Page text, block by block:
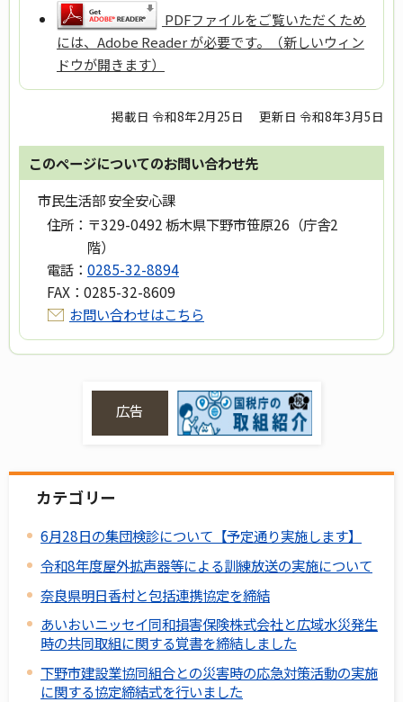
PDFファイルをご覧いただくため
には、Adobe Reader が必要です。（新しいウィン
ドウが開きます）
掲載日 令和8年2月25日 更新日 令和8年3月5日
このページについてのお問い合わせ先
市民生活部 安全安心課
住所： 〒329-0492 栃木県下野市笹原26（庁舎2
階）
電話： 0285-32-8894
FAX： 0285-32-8609
お問い合わせはこちら
広告
カテゴリー
6月28日の集団検診について【予定通り実施します】
令和8年度屋外拡声器等による訓練放送の実施について
奈良県明日香村と包括連携協定を締結
あいおいニッセイ同和損害保険株式会社と広域水災発生
時の共同取組に関する覚書を締結しました
下野市建設業協同組合との災害時の応急対策活動の実施
に関する協定締結式を行いました